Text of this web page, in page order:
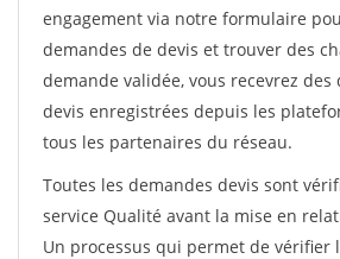
engagement via notre formulaire
demandes de devis et trouver des
demande validée, vous recevrez des
devis enregistrées depuis les
tous les partenaires du réseau.
Toutes les demandes devis sont
service Qualité avant la mise en
Un processus qui permet de vérifier